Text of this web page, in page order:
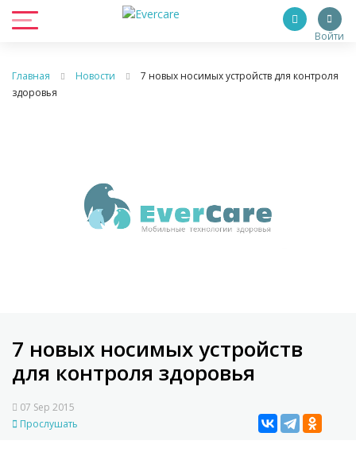
Войти
Главная Новости
7 новых носимых устройств для контроля
здоровья
7 новых носимых устройств
для контроля здоровья
07 Sep 2015
Прослушать